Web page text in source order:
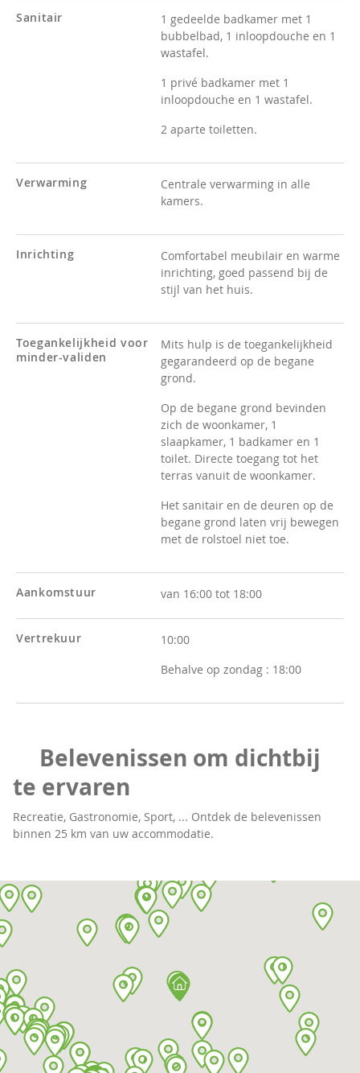
Sanitair
1 gedeelde badkamer met 1
bubbelbad, 1 inloopdouche en 1
wastafel.
1 privé badkamer met 1
inloopdouche en 1 wastafel.
2 aparte toiletten.
Verwarming
Centrale verwarming in alle
kamers.
Inrichting
Comfortabel meubilair en warme
inrichting, goed passend bij de
stijl van het huis.
Toegankelijkheid voor
minder-validen
Mits hulp is de toegankelijkheid
gegarandeerd op de begane
grond.
Op de begane grond bevinden
zich de woonkamer, 1
slaapkamer, 1 badkamer en 1
toilet. Directe toegang tot het
terras vanuit de woonkamer.
Het sanitair en de deuren op de
begane grond laten vrij bewegen
met de rolstoel niet toe.
Aankomstuur van 16:00 tot 18:00
Vertrekuur
10:00
Behalve op zondag : 18:00
Belevenissen om dichtbij
te ervaren
Recreatie, Gastronomie, Sport, ... Ontdek de belevenissen
binnen 25 km van uw accommodatie.